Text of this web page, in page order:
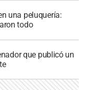
una peluquería:
todo
que publicó un